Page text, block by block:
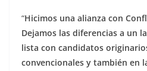
“Hicimos una alianza con
Dejamos las diferencias a un
lista con candidatos
convencionales y también en